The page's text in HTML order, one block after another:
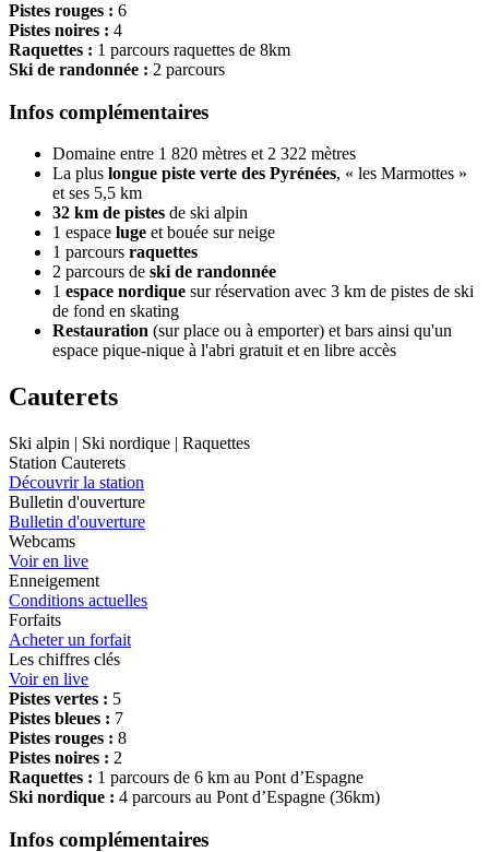
Pistes rouges : 6
Pistes noires : 4
Raquettes : 1 parcours raquettes de 8km
Ski de randonnée : 2 parcours
Infos complémentaires
Domaine entre 1 820 mètres et 2 322 mètres
La plus longue piste verte des Pyrénées, « les Marmottes »
et ses 5,5 km
32 km de pistes de ski alpin
1 espace luge et bouée sur neige
1 parcours raquettes
2 parcours de ski de randonnée
1 espace nordique sur réservation avec 3 km de pistes de ski
de fond en skating
Restauration (sur place ou à emporter) et bars ainsi qu'un
espace pique-nique à l'abri gratuit et en libre accès
Cauterets
Ski alpin | Ski nordique | Raquettes
Station Cauterets
Découvrir la station
Bulletin d'ouverture
Bulletin d'ouverture
Webcams
Voir en live
Enneigement
Conditions actuelles
Forfaits
Acheter un forfait
Les chiffres clés
Voir en live
Pistes vertes : 5
Pistes bleues : 7
Pistes rouges : 8
Pistes noires : 2
Raquettes : 1 parcours de 6 km au Pont d’Espagne
Ski nordique : 4 parcours au Pont d’Espagne (36km)
Infos complémentaires